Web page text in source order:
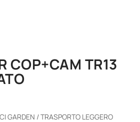
COP+CAM TR13
GARDEN / TRASPORTO LEGGERO